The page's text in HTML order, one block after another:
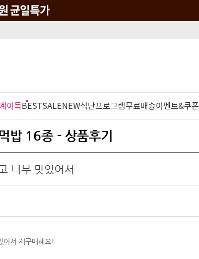
이득BESTSALENEW식단프로그램무료배송이벤트&쿠폰
밥 16종 - 상품후기
너무 맛있어서
어서 재구매해요!